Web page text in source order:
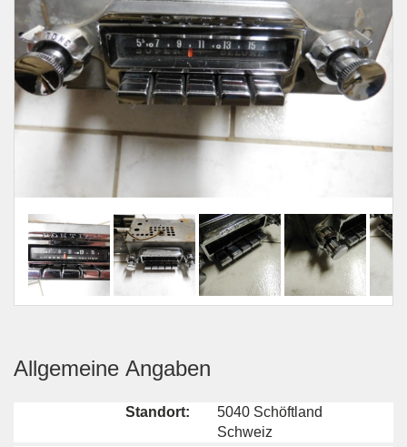
Allgemeine Angaben
Standort:
5040 Schöftland
Schweiz